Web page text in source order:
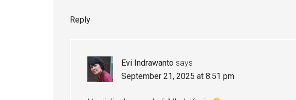
Reply
Evi Indrawanto says
September 21, 2025 at 8:51 pm